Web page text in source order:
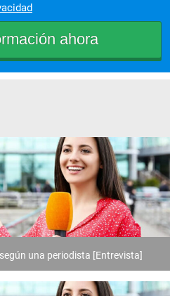
una periodista [Entrevista]